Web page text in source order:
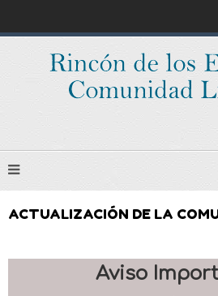
ACTUALIZACIÓN DE LA
Aviso